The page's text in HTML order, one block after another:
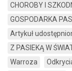
CHOROBY I
GOSPODARKA
Artykuł
Z PASIEKĄ W
Warroza